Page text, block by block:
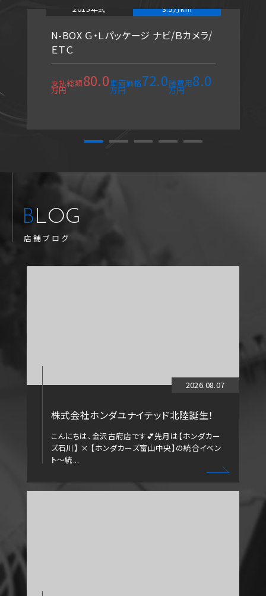
2015年式 3.5万km
N-BOX Ｇ・Ｌパッケージ ナビ/Ｂカメラ/
ＥＴＣ
支払総額80.0
万円
車両価格72.0
万円
諸費用8.0
万円
BLOG
店舗ブログ
2026.08.07
株式会社ホンダユナイテッド北陸誕生！
こんにちは、金沢古府店です💕先月は【ホンダカー
ズ石川】 × 【ホンダカーズ富山中央】の統合イベン
ト～統...